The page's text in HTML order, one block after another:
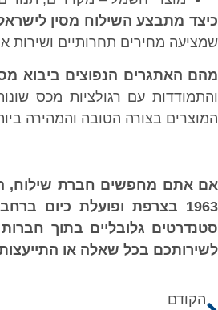
כיצד מתבצע השילוח מסין
שמציעה מחירים תחרותיים ושירות
מהם האתגרים הנפוצים ביבוא
והתמודדות עם רגולציות מכס
המוצרים בצורה הטובה והמהירה
סטנדרטים גלובליים בתוך
לשירותכם בכל שאלה או
הקודם